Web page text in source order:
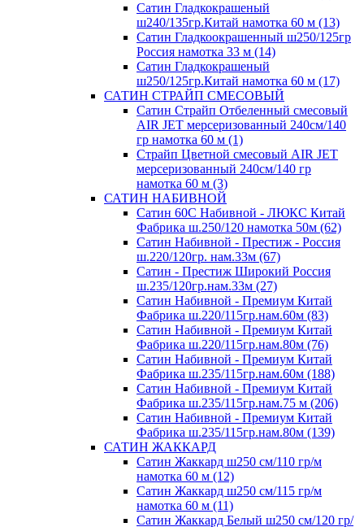
Сатин Гладкокрашеный
ш240/135гр.Китай намотка 60 м (13)
Сатин Гладкоокрашенный ш250/125гр
Россия намотка 33 м (14)
Сатин Гладкокрашеный
ш250/125гр.Китай намотка 60 м (17)
САТИН СТРАЙП СМЕСОВЫЙ
Сатин Страйп Отбеленный смесовый
AIR JET мерсеризованный 240см/140
гр намотка 60 м (1)
Страйп Цветной смесовый AIR JET
мерсеризованный 240см/140 гр
намотка 60 м (3)
САТИН НАБИВНОЙ
Сатин 60С Набивной - ЛЮКС Китай
Фабрика ш.250/120 намотка 50м (62)
Сатин Набивной - Престиж - Россия
ш.220/120гр. нам.33м (67)
Сатин - Престиж Широкий Россия
ш.235/120гр.нам.33м (27)
Сатин Набивной - Премиум Китай
Фабрика ш.220/115гр.нам.60м (83)
Сатин Набивной - Премиум Китай
Фабрика ш.220/115гр.нам.80м (76)
Сатин Набивной - Премиум Китай
Фабрика ш.235/115гр.нам.60м (188)
Сатин Набивной - Премиум Китай
Фабрика ш.235/115гр.нам.75 м (206)
Сатин Набивной - Премиум Китай
Фабрика ш.235/115гр.нам.80м (139)
САТИН ЖАККАРД
Сатин Жаккард ш250 см/110 гр/м
намотка 60 м (12)
Сатин Жаккард ш250 см/115 гр/м
намотка 60 м (11)
Сатин Жаккард Белый ш250 см/120 гр/